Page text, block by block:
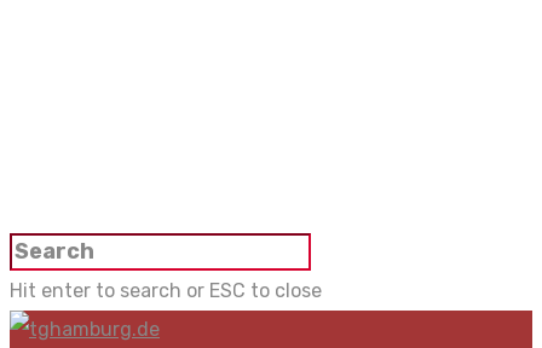
Hit enter to search or ESC to close